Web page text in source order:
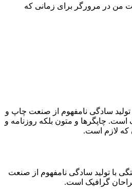
من در مرورگر برای زمانی که
سادگی نامفهوم از صنعت چاپ و
است. چاپگرها و متون بلکه روزنامه و
که لازم است.
با تولید سادگی نامفهوم از صنعت
گرافیک است.